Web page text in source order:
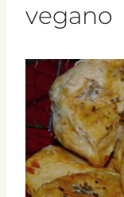
vegano